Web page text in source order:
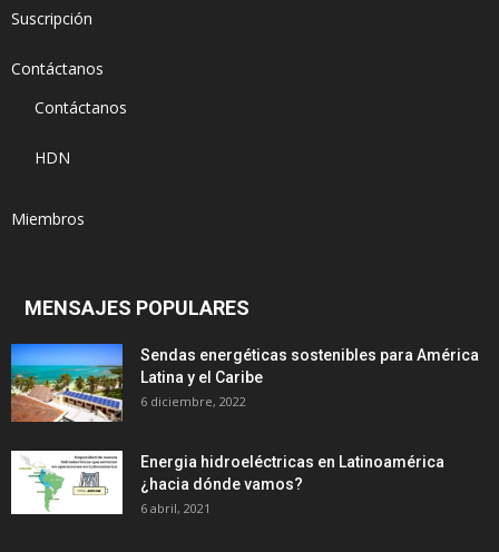
Suscripción
Contáctanos
Contáctanos
HDN
Miembros
MENSAJES POPULARES
Sendas energéticas sostenibles para América
Latina y el Caribe
6 diciembre, 2022
Energia hidroeléctricas en Latinoamérica
¿hacia dónde vamos?
6 abril, 2021